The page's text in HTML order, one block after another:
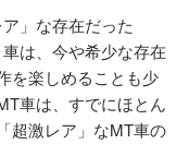
」な存在だった
は、今や希少な存在
を楽しめることも少
車は、すでにほとん
超激レア」なMT車の